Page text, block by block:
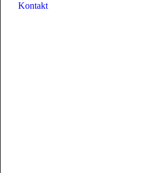
Kontakt